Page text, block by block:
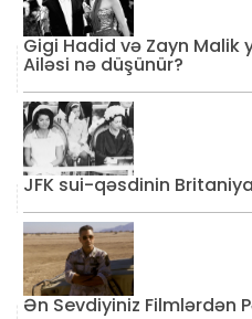
Gigi Hadid və Zayn Malik
Ailəsi nə düşünür?
JFK sui-qəsdinin
Ən Sevdiyiniz Filmlərdən